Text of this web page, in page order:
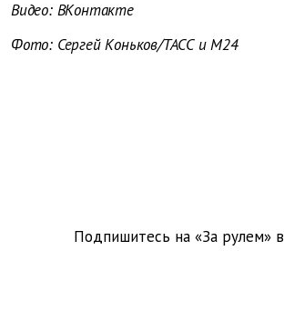
Видео: ВКонтакте
Фото: Сергей Коньков/ТАСС и М24
Подпишитесь на «За рулем» в